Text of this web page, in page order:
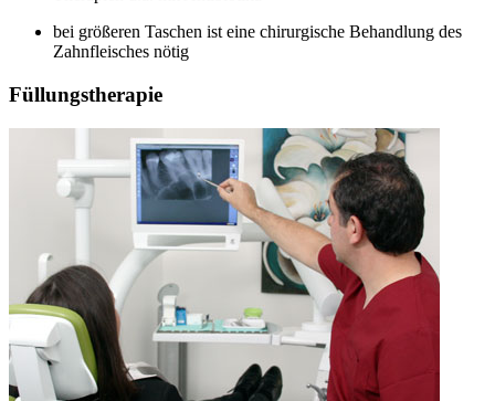
bei größeren Taschen ist eine chirurgische Behandlung des
Zahnfleisches nötig
Füllungstherapie